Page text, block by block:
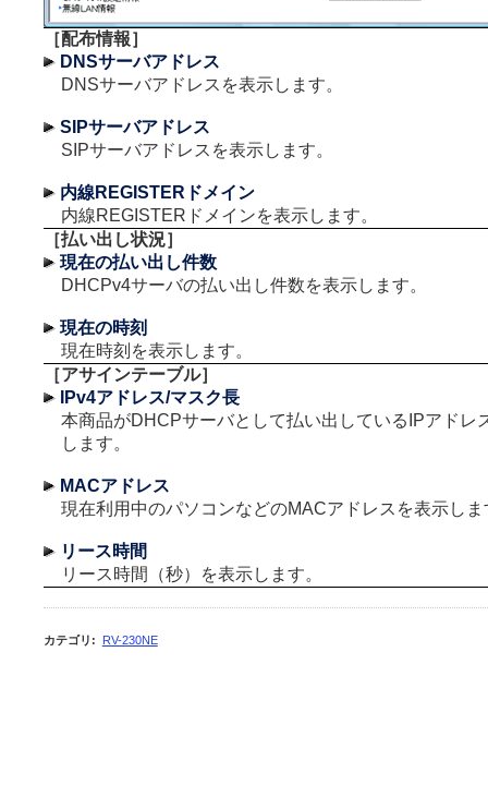
［配布情報］
DNSサーバアドレス
DNSサーバアドレスを表示します。
SIPサーバアドレス
SIPサーバアドレスを表示します。
内線REGISTERドメイン
内線REGISTERドメインを表示します。
［払い出し状況］
現在の払い出し件数
DHCPv4サーバの払い出し件数を表示します。
現在の時刻
現在時刻を表示します。
［アサインテーブル］
IPv4アドレス/マスク長
本商品がDHCPサーバとして払い出しているIPアドレ
します。
MACアドレス
現在利用中のパソコンなどのMACアドレスを表示しま
リース時間
リース時間（秒）を表示します。
カテゴリ : RV-230NE